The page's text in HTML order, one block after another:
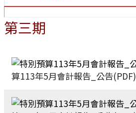
第三期
算113年5月會計報告_公告(PDF)